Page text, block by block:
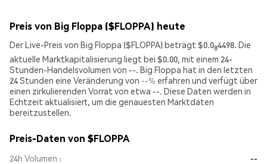
Preis von Big Floppa ($FLOPPA) heute
Der Live-Preis von Big Floppa ($FLOPPA) beträgt $0.084498. Die
aktuelle Marktkapitalisierung liegt bei $0.00, mit einem 24-
Stunden-Handelsvolumen von --. Big Floppa hat in den letzten
24 Stunden eine Veränderung von --% erfahren und verfügt über
einen zirkulierenden Vorrat von etwa --. Diese Daten werden in
Echtzeit aktualisiert, um die genauesten Marktdaten
bereitzustellen.
Preis-Daten von $FLOPPA
24h Volumen
--